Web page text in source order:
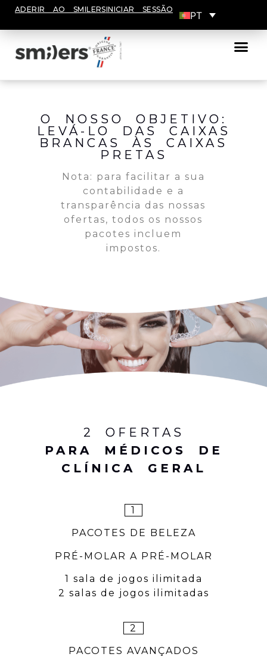
ADERIR AO SMILERSINICIAR SESSÃO
PT
O NOSSO OBJETIVO:
LEVÁ-LO DAS CAIXAS
BRANCAS ÀS CAIXAS
PRETAS
Nota: para facilitar a sua
contabilidade e a
transparência das nossas
ofertas, todos os nossos
pacotes incluem
impostos.
2 OFERTAS
PARA MÉDICOS DE
CLÍNICA GERAL
1
PACOTES DE BELEZA
PRÉ-MOLAR A PRÉ-MOLAR
1 sala de jogos ilimitada
2 salas de jogos ilimitadas
2
PACOTES AVANÇADOS